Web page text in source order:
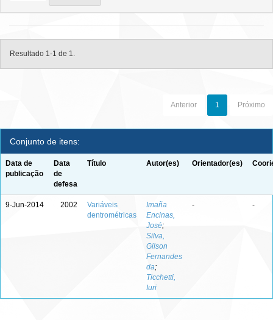
Resultado 1-1 de 1.
Anterior 1 Próximo
Conjunto de itens:
Data de
publicação
Data
de
defesa
Título Autor(es) Orientador(es)
9-Jun-2014 2002
Variáveis
dentrométricas
Imaña
Encinas,
José;
Silva,
Gilson
Fernandes
da;
Ticchetti,
Iuri
- -